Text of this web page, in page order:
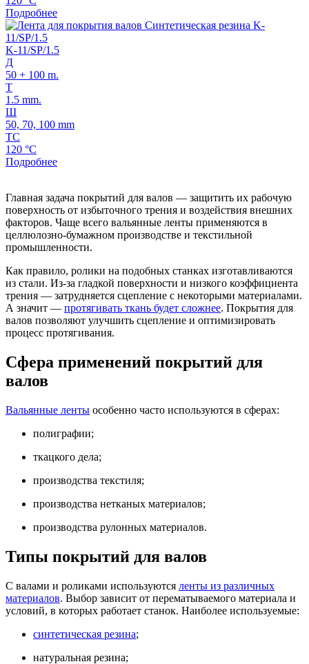
Подробнее
K-11/SP/1.5
Д
50 + 100 m.
Т
1.5 mm.
Ш
50, 70, 100 mm
ТС
120 °C
Подробнее
Главная задача покрытий для валов — защитить их рабочую
поверхность от избыточного трения и воздействия внешних
факторов. Чаще всего вальянные ленты применяются в
целлюлозно-бумажном производстве и текстильной
промышленности.
Как правило, ролики на подобных станках изготавливаются
из стали. Из-за гладкой поверхности и низкого коэффициента
трения — затрудняется сцепление с некоторыми материалами.
А значит — протягивать ткань будет сложнее. Покрытия для
валов позволяют улучшить сцепление и оптимизировать
процесс протягивания.
Сфера применений покрытий для
валов
Вальянные ленты особенно часто используются в сферах:
полиграфии;
ткацкого дела;
производства текстиля;
производства нетканых материалов;
производства рулонных материалов.
Типы покрытий для валов
С валами и роликами используются ленты из различных
материалов. Выбор зависит от перематываемого материала и
условий, в которых работает станок. Наиболее используемые:
синтетическая резина;
натуральная резина;